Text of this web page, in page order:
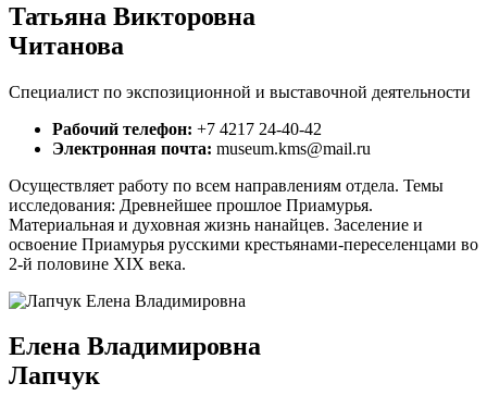
Татьяна Викторовна
Читанова
Cпециалист по экспозиционной и выставочной деятельности
Рабочий телефон: +7 4217 24-40-42
Электронная почта: museum.kms@mail.ru
Осуществляет работу по всем направлениям отдела. Темы
исследования: Древнейшее прошлое Приамурья.
Материальная и духовная жизнь нанайцев. Заселение и
освоение Приамурья русскими крестьянами-переселенцами во
2-й половине XIX века.
Елена Владимировна
Лапчук